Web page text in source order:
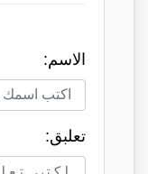
الاسم:
تعلبق: